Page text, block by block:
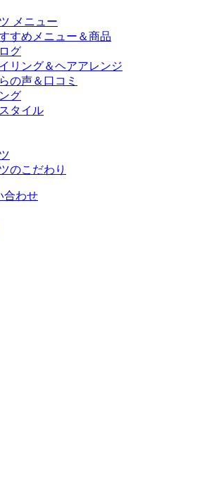
メニュー
すめメニュー＆商品
グ
リング＆ヘアアレンジ
の声＆口コミ
グ
タイル
のこだわり
合わせ